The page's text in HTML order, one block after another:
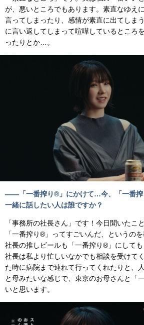
が、悪いところでもあります。素直なゆえ
言ってしまったり、感情が素直に出てしま
に言い返してしまって喧嘩しているところ
ったりとか…。
――「一番搾り®」にかけて…今、「一番搾
一緒に話したい人は誰ですか？
「事務所の社長さん」です！今日聞いたこ
「一番搾り®」ってすごいんだ、というの
社長の推しビールも「一番搾り®」にしても
社長は私より忙しいなかでも相談を受けて
た時に病院まで連れて行ってくれたりと、
と母みたいな感じで、東京のお母さんと「
いと思います。